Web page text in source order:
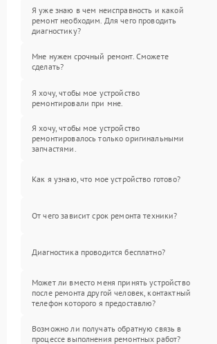
Я уже знаю в чем неисправность и какой
ремонт необходим. Для чего проводить
диагностику?
Мне нужен срочный ремонт. Сможете
сделать?
Я хочу, чтобы мое устройство
ремонтировали при мне.
Я хочу, чтобы мое устройство
ремонтировалось только оригинальными
запчастями.
Как я узнаю, что мое устройство готово?
От чего зависит срок ремонта техники?
Диагностика проводится бесплатно?
Может ли вместо меня принять устройство
после ремонта другой человек, контактный
телефон которого я предоставлю?
Возможно ли получать обратную связь в
процессе выполнения ремонтных работ?